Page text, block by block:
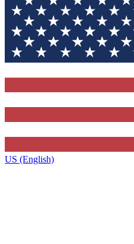
US (English)